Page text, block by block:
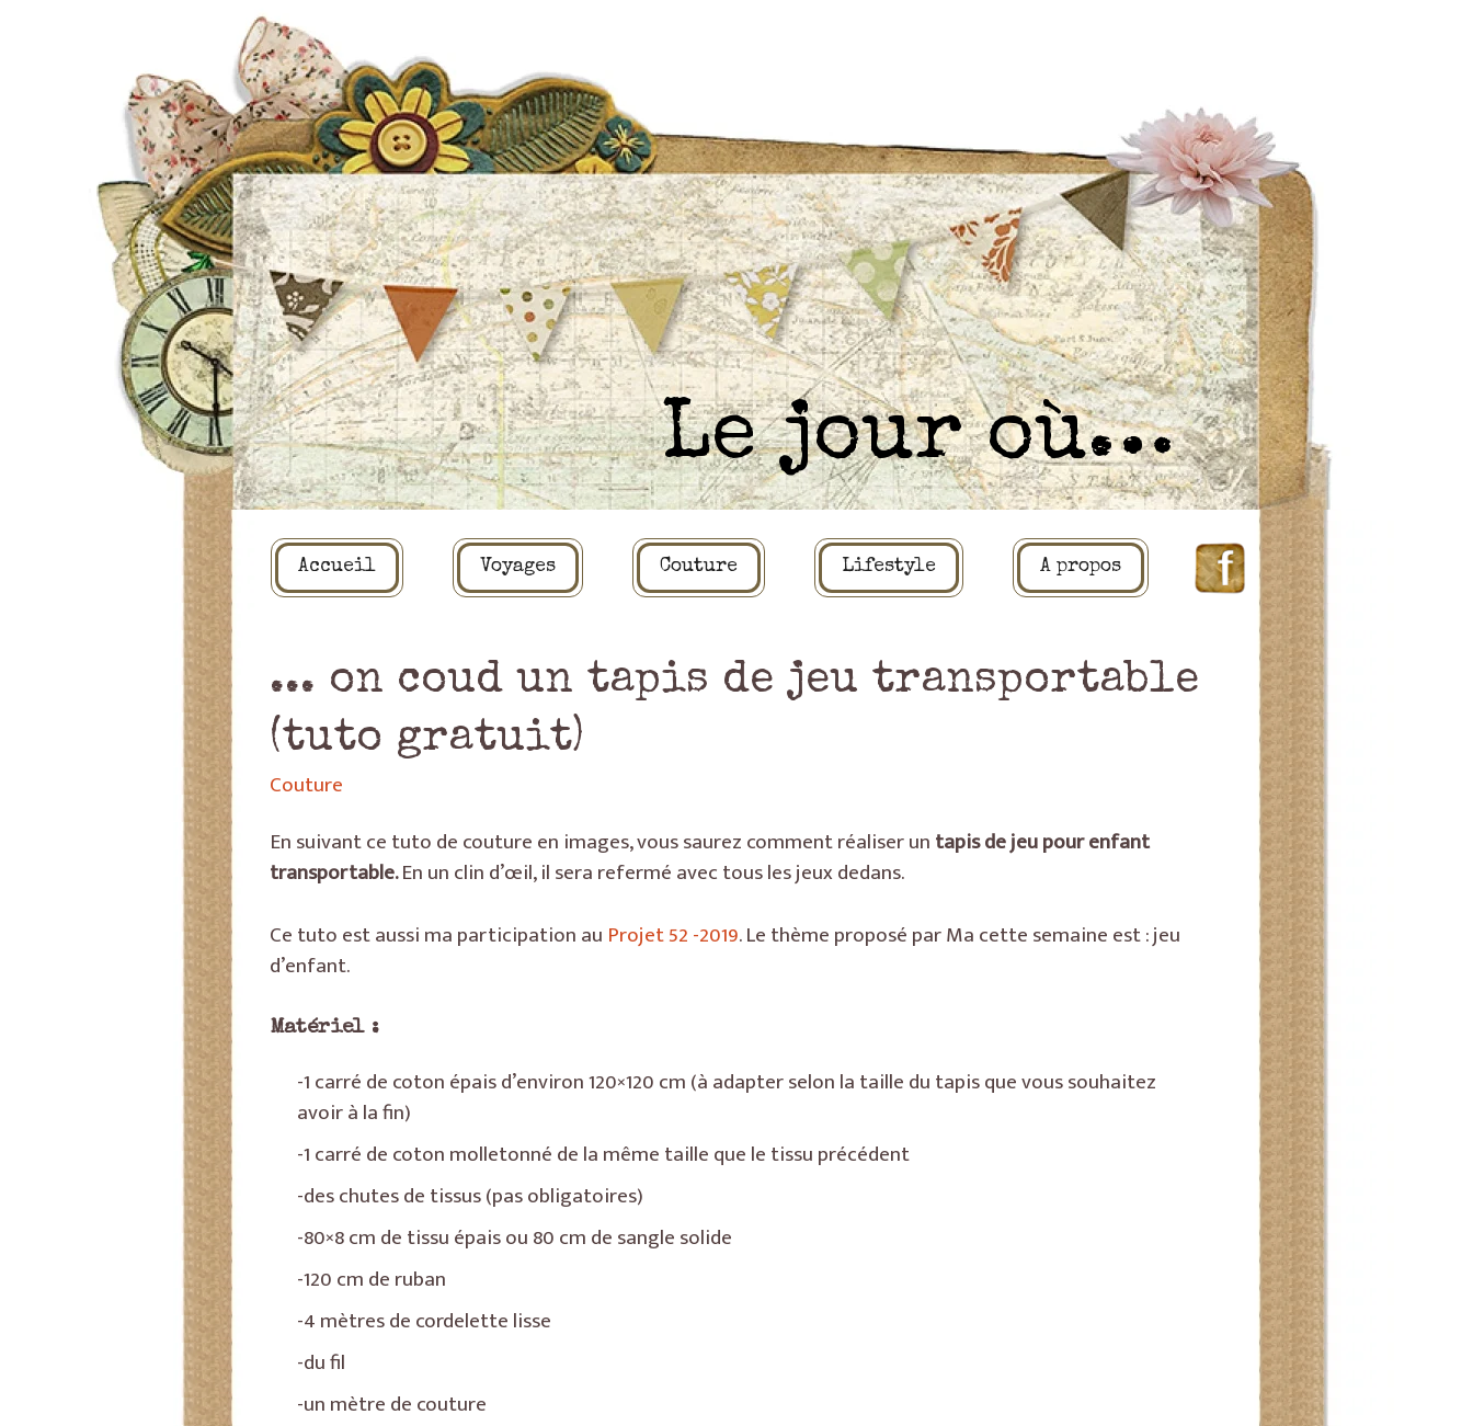
Le jour où…
Accueil Voyages Couture Lifestyle A propos
... on coud un tapis de jeu transportable
(tuto gratuit)
Couture
En suivant ce tuto de couture en images, vous saurez comment réaliser untapis de jeu pour enfant
transportable.En un clin d’œil, il sera refermé avec tous les jeux dedans.
Ce tuto est aussi ma participation au Projet 52 -2019. Le thème proposé par Ma cette semaine est : jeu
d’enfant.
Matériel :
-1 carré de coton épais d’environ 120×120 cm (à adapter selon la taille du tapis que vous souhaitez
avoir à la fin)
-1 carré de coton molletonné de la même taille que le tissu précédent
-des chutes de tissus (pas obligatoires)
-80×8 cm de tissu épais ou 80 cm de sangle solide
-120 cm de ruban
-4 mètres de cordelette lisse
-du fil
-un mètre de couture